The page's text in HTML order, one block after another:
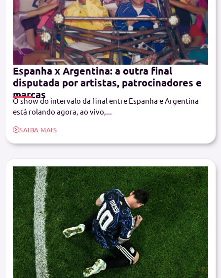
Espanha x Argentina: a outra final
disputada por artistas, patrocinadores e
marcas
O show do intervalo da final entre Espanha e Argentina
está rolando agora, ao vivo,...
SAIBA MAIS